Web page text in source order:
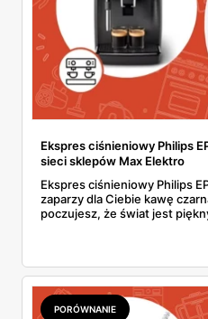
Ekspres ciśnieniowy Philips
sieci sklepów Max Elektro
Ekspres ciśnieniowy Philips
zaparzy dla Ciebie kawę
poczujesz, że świat jest
PORÓWNANIE